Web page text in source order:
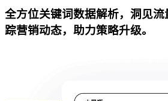
全方位关键词数据解析，洞见
踪营销动态，助力策略升级。